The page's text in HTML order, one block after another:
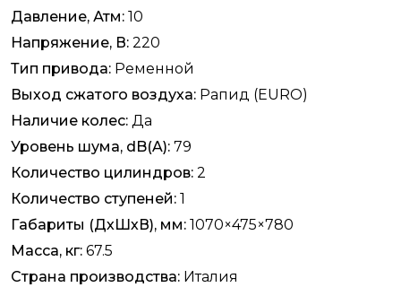
Давление, Атм: 10
Напряжение, В: 220
Тип привода: Ременной
Выход сжатого воздуха: Рапид (EURO)
Наличие колес: Да
Уровень шума, dB(A): 79
Количество цилиндров: 2
Количество ступеней: 1
Габариты (ДхШхВ), мм: 1070×475×780
Масса, кг: 67.5
Страна производства: Италия